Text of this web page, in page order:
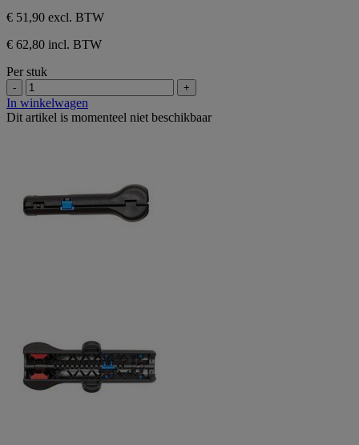
€ 51,90 excl. BTW
€ 62,80 incl. BTW
Per stuk
- +
In winkelwagen
Dit artikel is momenteel niet beschikbaar